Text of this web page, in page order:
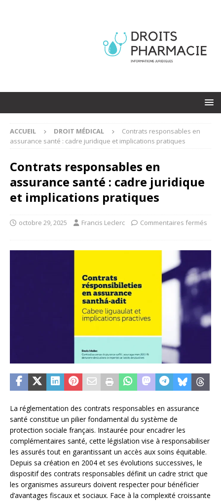
ACCUEIL DROIT MÉDICAL
Contrats responsables en
assurance santé : cadre juridique et implications pratiques
Contrats responsables en
assurance santé : cadre juridique
et implications pratiques
octobre 29, 2025 Francis Leclerc Commentaires fermés
La réglementation des contrats responsables en assurance
santé constitue un pilier fondamental du système de
protection sociale français. Instaurée pour encadrer les
complémentaires santé, cette législation vise à responsabiliser
les assurés tout en garantissant un accès aux soins équitable.
Depuis sa création en 2004 et ses évolutions successives, le
dispositif des contrats responsables définit un cadre strict que
les organismes assureurs doivent respecter pour bénéficier
d’avantages fiscaux et sociaux. Face à la complexité croissante